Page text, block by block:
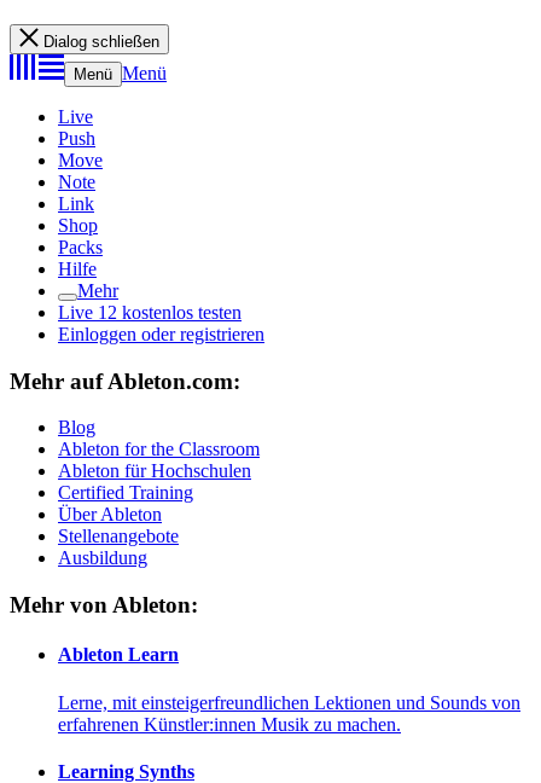
Dialog schließen
Menü Menü
Live
Push
Move
Note
Link
Shop
Packs
Hilfe
Mehr
Live 12 kostenlos testen
Einloggen oder registrieren
Mehr auf Ableton.com:
Blog
Ableton for the Classroom
Ableton für Hochschulen
Certified Training
Über Ableton
Stellenangebote
Ausbildung
Mehr von Ableton:
Ableton Learn
Lerne, mit einsteigerfreundlichen Lektionen und Sounds von
erfahrenen Künstler:innen Musik zu machen.
Learning Synths